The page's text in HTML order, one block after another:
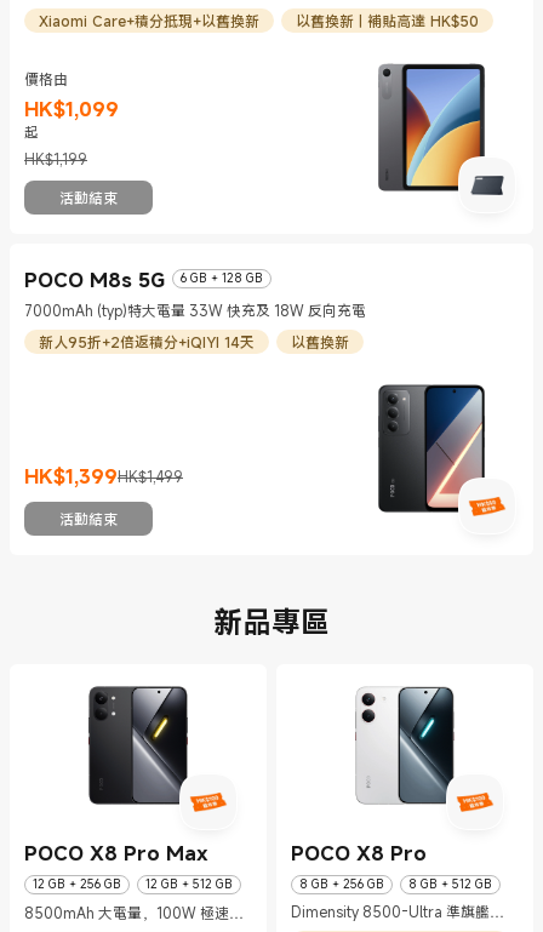
Xiaomi Care+積分抵現+以舊換新 以舊換新 | 補貼高達 HK$50
價格由
HK$1,099
現價 HK$1099
起
HK$1,199
市場價格 HK$1,199
活動結束
POCO M8s 5G 6 GB + 128 GB
7000mAh (typ)特大電量 33W 快充及 18W 反向充電
新人95折+2倍返積分+iQIYI 14天
以舊換新
HK$1,399
現價 HK$1399HK$1,499
市場價格 HK$1,499
活動結束
新品專區
POCO X8 Pro Max
12 GB + 256 GB 12 GB + 512 GB
8500mAh 大電量，100W 極速充
POCO X8 Pro
8 GB + 256 GB
8 GB + 512 GB
12 GB + 512 GB
Dimensity 8500-Ultra 準旗艦性